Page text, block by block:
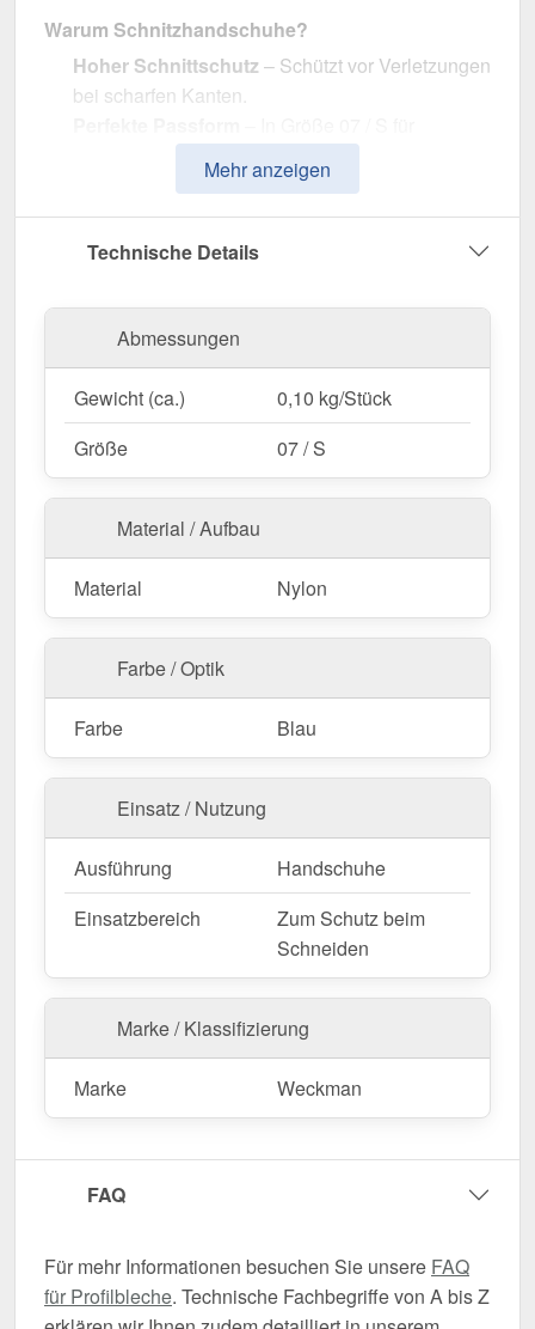
Warum Schnitzhandschuhe?
Hoher Schnittschutz – Schützt vor Verletzungen
bei scharfen Kanten.
Flexibel & rutschfest– Für präzises Arbeiten
ohne Einschränkungen.
Farblich abgestimmt
Sicherheit bei jedem Schnitt!
Mehr anzeigen
Technische Details
Abmessungen
Gewicht (ca.)
0,10 kg/Stück
Größe
07 / S
Material / Aufbau
Material Nylon
Farbe / Optik
Farbe Blau
Einsatz / Nutzung
Ausführung
Handschuhe
Einsatzbereich
Zum Schutz beim
Schneiden
Marke / Klassifizierung
Marke Weckman
FAQ
Für mehr Informationen besuchen Sie unsere FAQ
für Profilbleche. Technische Fachbegriffe von A bis Z